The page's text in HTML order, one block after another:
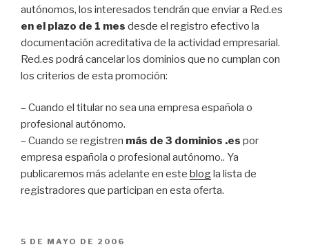
autónomos, los interesados tendrán que enviar a Red.es
en el plazo de 1 mes desde el registro efectivo la
documentación acreditativa de la actividad empresarial.
Red.es podrá cancelar los dominios que no cumplan con
los criterios de esta promoción:
– Cuando el titular no sea una empresa española o
profesional autónomo.
– Cuando se registren más de 3 dominios .es por
empresa española o profesional autónomo.. Ya
publicaremos más adelante en este blogla lista de
registradores que participan en esta oferta.
PUBLICADO
5 DE MAYO DE 2006